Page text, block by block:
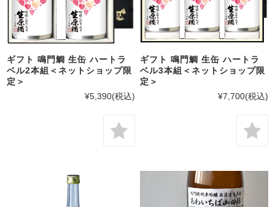
ギフト 鳴門鯛 生缶 ハートラ
ベル2本組＜ネットショップ限
定＞
¥5,390(税込)
ギフト 鳴門鯛 生缶 ハートラ
ベル3本組＜ネットショップ限
定＞
¥7,700(税込)